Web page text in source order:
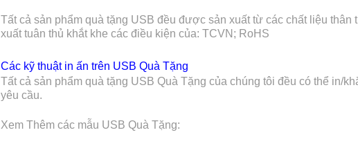
Tất cả sản phẩm quà tặng USB đều được sản xuất từ các chất liệu
xuất tuân thủ khắt khe các điều kiện của: TCVN; RoHS
Các kỹ thuật in ấn trên USB Quà Tặng
Tất cả sản phẩm quà tặng USB Quà Tặng của chúng tôi đều có thể in/
yêu cầu.
Xem Thêm các mẫu USB Quà Tặng: